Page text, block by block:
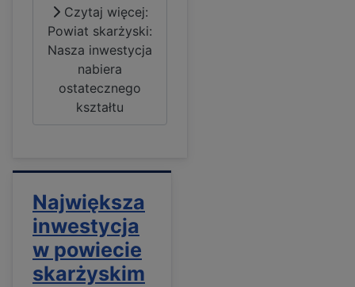
Czytaj więcej:
Powiat skarżyski:
Nasza inwestycja
nabiera
ostatecznego
kształtu
Największa
inwestycja
w powiecie
skarżyskim